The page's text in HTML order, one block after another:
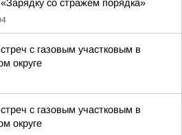
со стражем порядка»
с газовым участковым в
округе
с газовым участковым в
округе